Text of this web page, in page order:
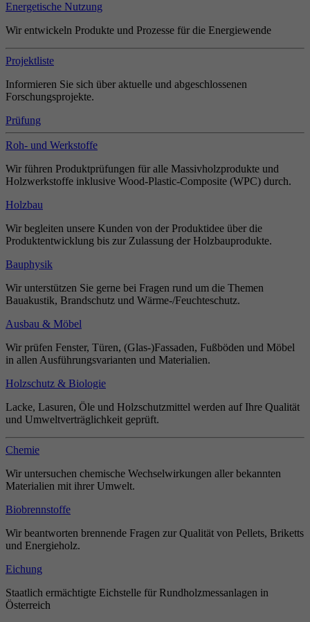
Energetische Nutzung
Wir entwickeln Produkte und Prozesse für die Energiewende
Projektliste
Informieren Sie sich über aktuelle und abgeschlossenen
Forschungsprojekte.
Prüfung
Roh- und Werkstoffe
Wir führen Produktprüfungen für alle Massivholzprodukte und
Holzwerkstoffe inklusive Wood-Plastic-Composite (WPC) durch.
Holzbau
Wir begleiten unsere Kunden von der Produktidee über die
Produktentwicklung bis zur Zulassung der Holzbauprodukte.
Bauphysik
Wir unterstützen Sie gerne bei Fragen rund um die Themen
Bauakustik, Brandschutz und Wärme-/Feuchteschutz.
Ausbau & Möbel
Wir prüfen Fenster, Türen, (Glas-)Fassaden, Fußböden und Möbel
in allen Ausführungsvarianten und Materialien.
Holzschutz & Biologie
Lacke, Lasuren, Öle und Holzschutzmittel werden auf Ihre Qualität
und Umweltverträglichkeit geprüft.
Chemie
Wir untersuchen chemische Wechselwirkungen aller bekannten
Materialien mit ihrer Umwelt.
Biobrennstoffe
Wir beantworten brennende Fragen zur Qualität von Pellets, Briketts
und Energieholz.
Eichung
Staatlich ermächtigte Eichstelle für Rundholzmessanlagen in
Österreich